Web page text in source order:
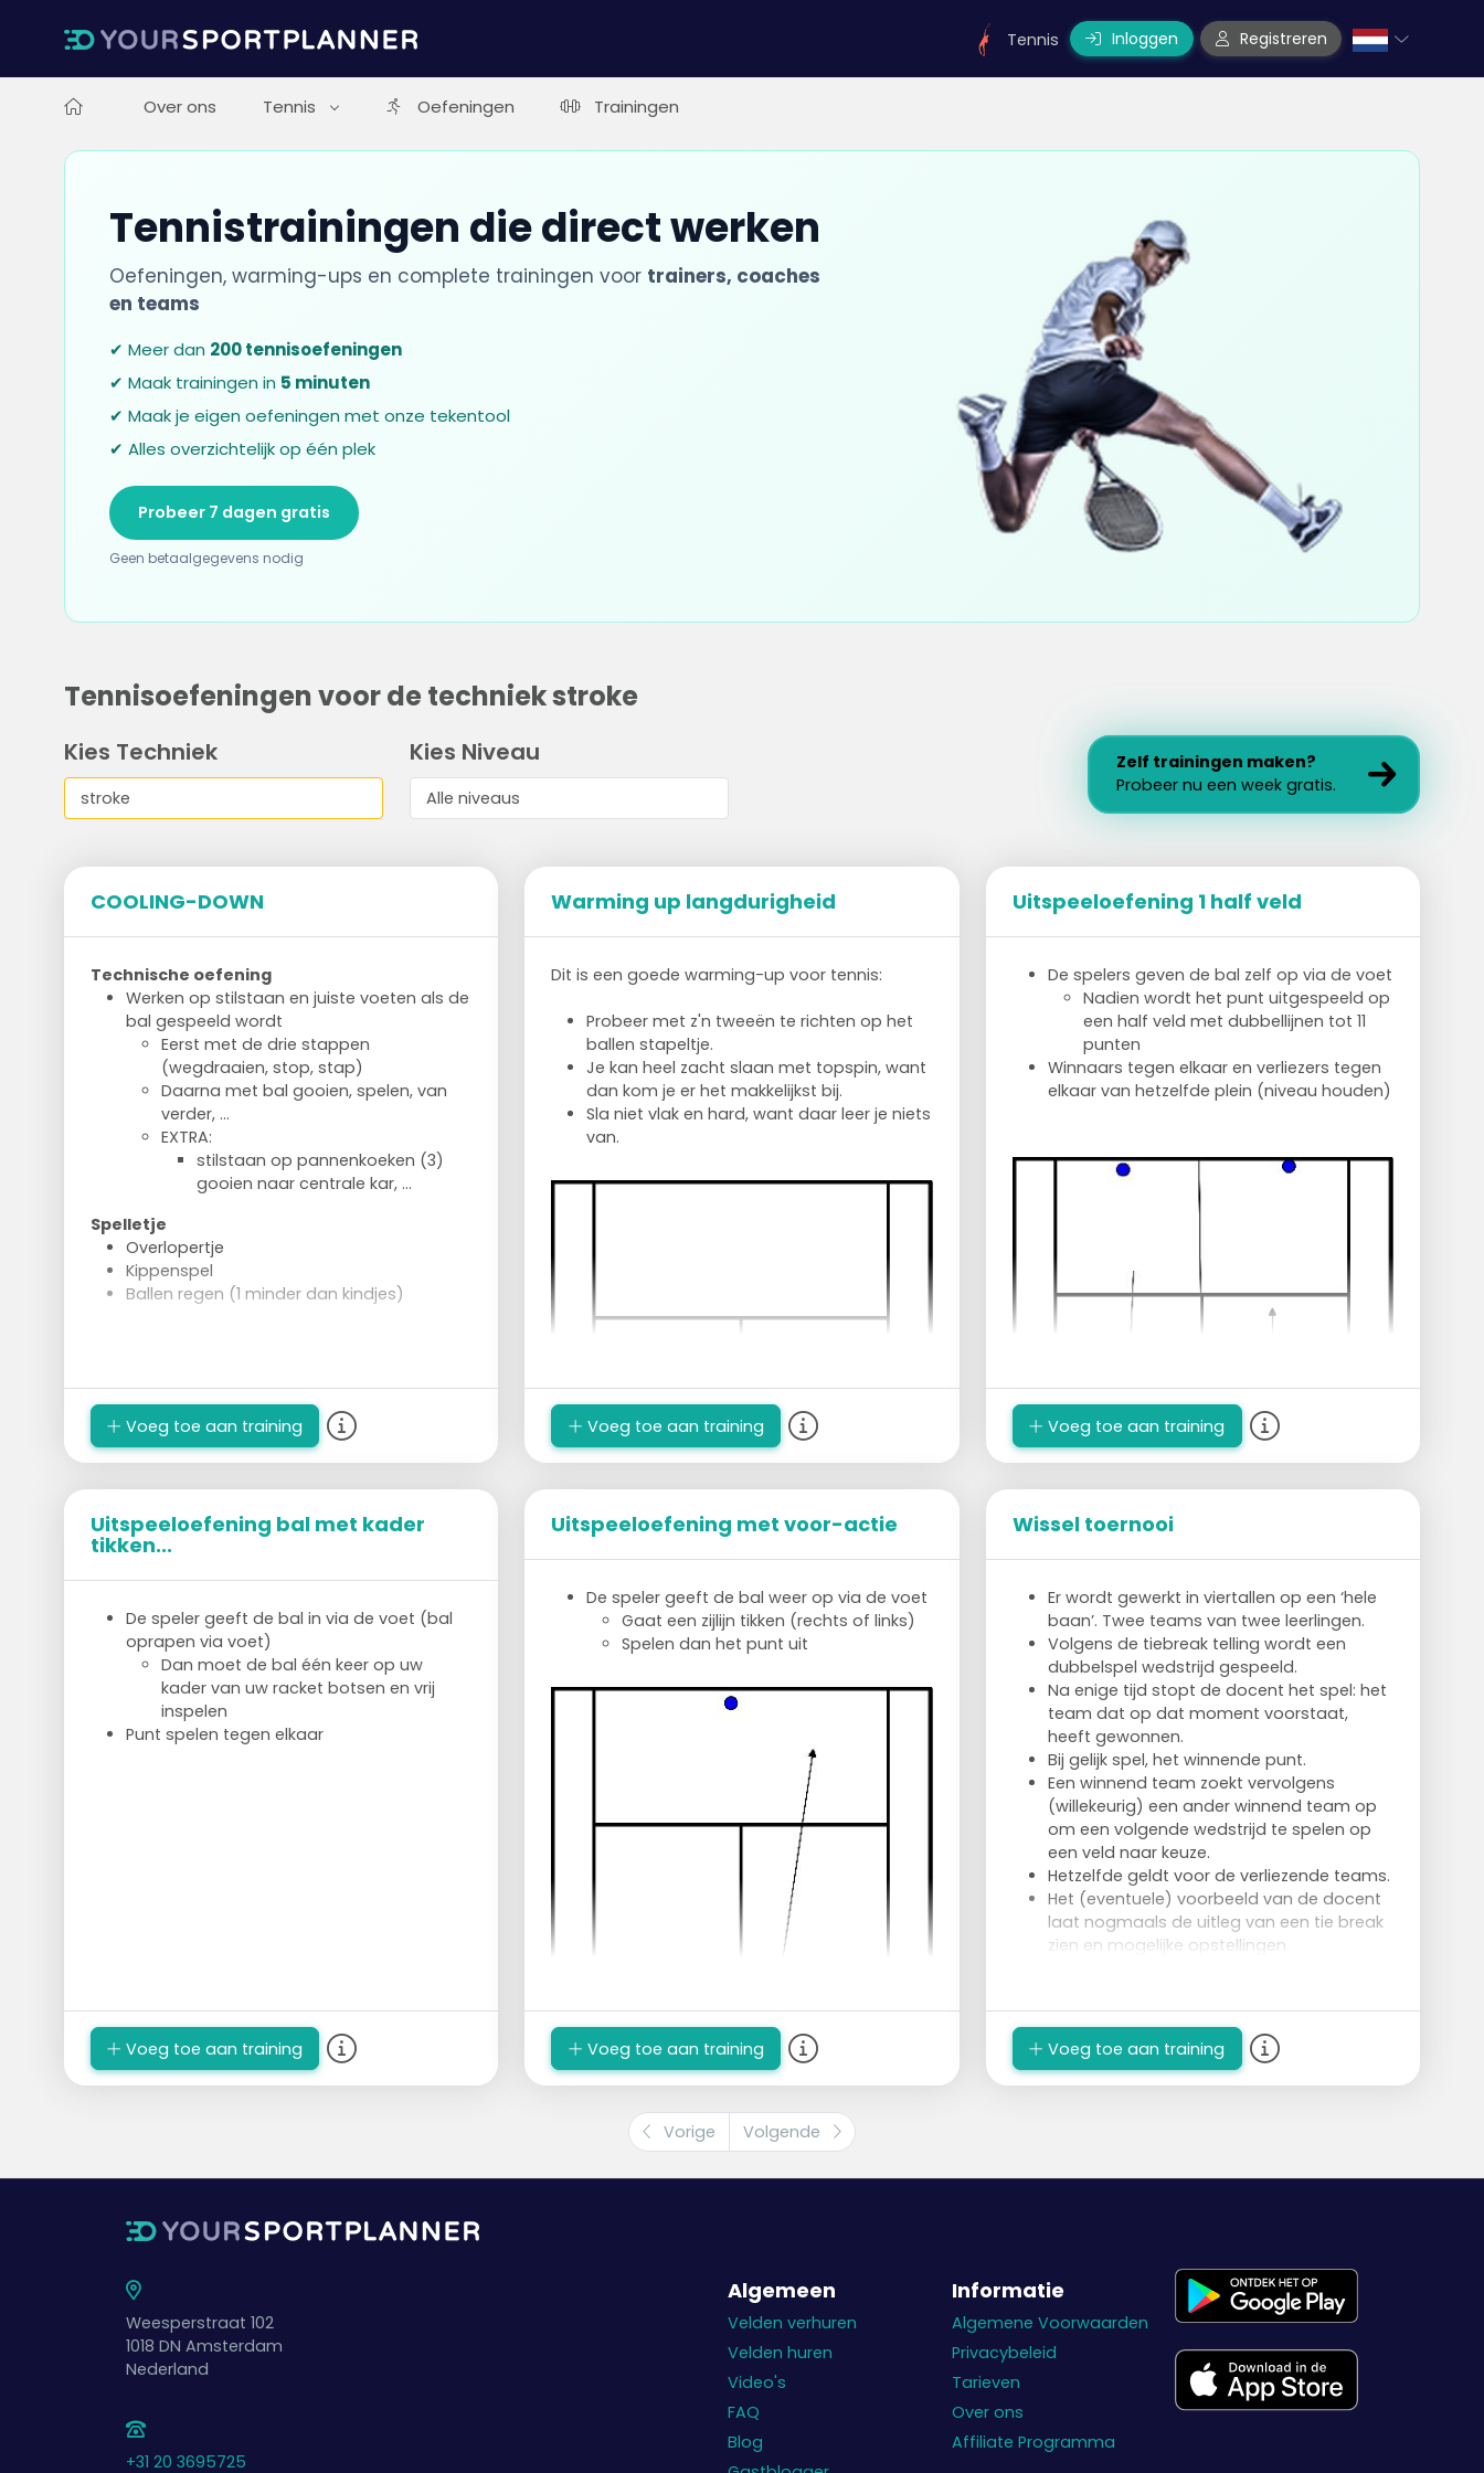
Tennis Inloggen Registreren
Over ons Tennis Oefeningen Trainingen
Tennistrainingen die direct werken
Oefeningen, warming-ups en complete trainingen voor trainers, coaches
en teams
✔ Meer dan 200 tennisoefeningen
✔ Maak trainingen in 5 minuten
✔ Maak je eigen oefeningen met onze tekentool
✔ Alles overzichtelijk op één plek
Probeer 7 dagen gratis
Geen betaalgegevens nodig
Tennisoefeningen voor de techniek stroke
Kies Techniek Kies Niveau
Zelf trainingen maken?
Probeer nu een week gratis.
COOLING-DOWN
Technische oefening
Werken op stilstaan en juiste voeten als de
bal gespeeld wordt
Eerst met de drie stappen
(wegdraaien, stop, stap)
Daarna met bal gooien, spelen, van
verder, ...
EXTRA:
stilstaan op pannenkoeken (3)
gooien naar centrale kar, ...
Spelletje
Overlopertje
Kippenspel
Ballen regen (1 minder dan kindjes)
Voeg toe aan training
Warming up langdurigheid
Dit is een goede warming-up voor tennis:
Probeer met z'n tweeën te richten op het
ballen stapeltje.
Je kan heel zacht slaan met topspin, want
dan kom je er het makkelijkst bij.
Sla niet vlak en hard, want daar leer je niets
van.
Voeg toe aan training
Uitspeeloefening 1 half veld
De spelers geven de bal zelf op via de voet
Nadien wordt het punt uitgespeeld op
een half veld met dubbellijnen tot 11
punten
Winnaars tegen elkaar en verliezers tegen
elkaar van hetzelfde plein (niveau houden)
Voeg toe aan training
Uitspeeloefening bal met kader
tikken...
De speler geeft de bal in via de voet (bal
oprapen via voet)
Dan moet de bal één keer op uw
kader van uw racket botsen en vrij
inspelen
Punt spelen tegen elkaar
Voeg toe aan training
Uitspeeloefening met voor-actie
De speler geeft de bal weer op via de voet
Gaat een zijlijn tikken (rechts of links)
Spelen dan het punt uit
Voeg toe aan training
Wissel toernooi
Er wordt gewerkt in viertallen op een ‘hele
baan’. Twee teams van twee leerlingen.
Volgens de tiebreak telling wordt een
dubbelspel wedstrijd gespeeld.
Na enige tijd stopt de docent het spel: het
team dat op dat moment voorstaat,
heeft gewonnen.
Bij gelijk spel, het winnende punt.
Een winnend team zoekt vervolgens
(willekeurig) een ander winnend team op
om een volgende wedstrijd te spelen op
een veld naar keuze.
Hetzelfde geldt voor de verliezende teams.
Het (eventuele) voorbeeld van de docent
laat nogmaals de uitleg van een tie break
zien en mogelijke opstellingen.
de tegenstander moeilijk te maken.
De keuze voor een basistactiek wordt
gemaakt op basis van ‘wat het team zelf
goed kan’ in combinatie met ‘wat de
Voeg toe aan training
Vorige Volgende
Weesperstraat 102
1018 DN Amsterdam
Nederland
+31 20 3695725
Algemeen
Velden verhuren
Velden huren
Video's
FAQ
Blog
Informatie
Algemene Voorwaarden
Privacybeleid
Tarieven
Over ons
Affiliate Programma